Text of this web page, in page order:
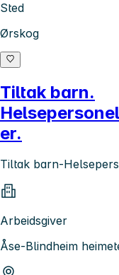
Sted
Ørskog
Tiltak barn.
er.
Tiltak barn-
Arbeidsgiver
Åse-Blindheim